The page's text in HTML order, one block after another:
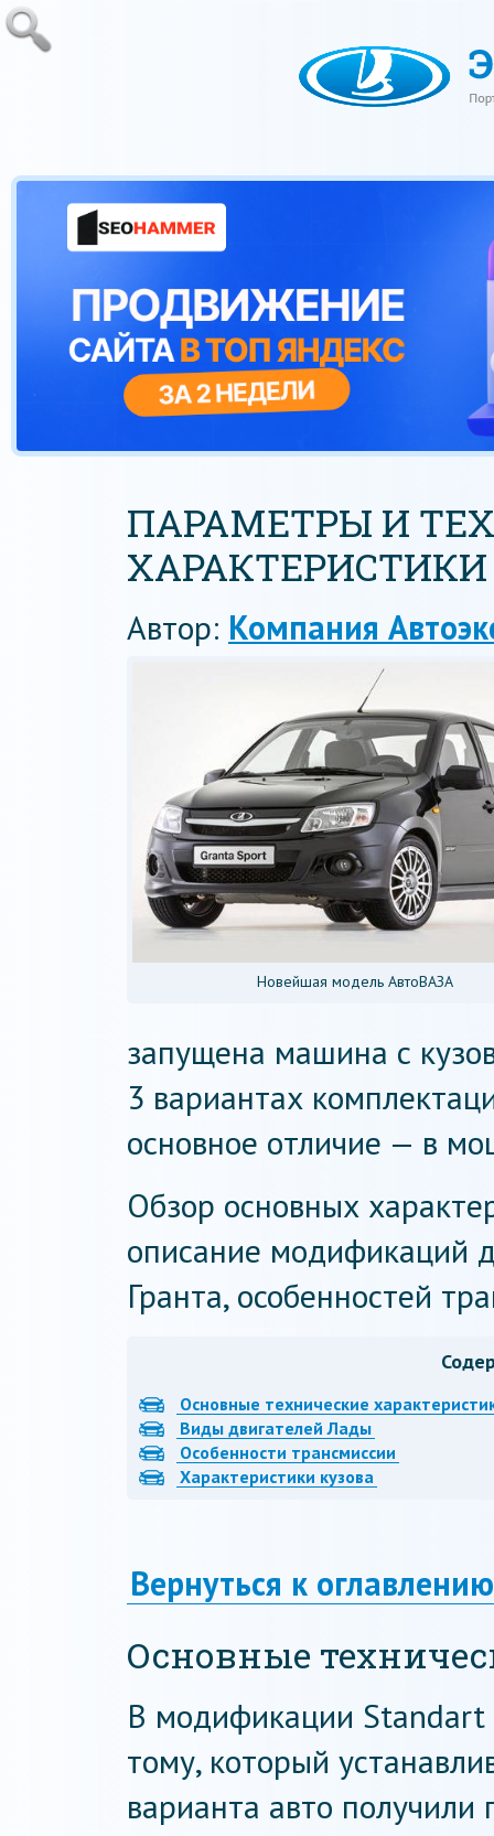
ПАРАМЕТРЫ И
Автор: Компания
Новейшая модель АвтоВАЗА
запущена машина с
3 вариантах
основное отличие — в
Обзор основных
описание модификаций
Гранта, особенностей
Основные технические
Виды двигателей Лады
Особенности трансмиссии
Характеристики кузова
Вернуться к оглавлению
Основные
В модификации Standart
тому, который
варианта авто